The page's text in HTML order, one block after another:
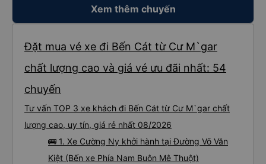
Xem thêm chuyến
Đặt mua vé xe đi Bến Cát từ Cư M`gar
chất lượng cao và giá vé ưu đãi nhất: 54
chuyến
Tư vấn TOP 3 xe khách đi Bến Cát từ Cư M`gar chất
lượng cao, uy tín, giá rẻ nhất 08/2026
🚌 1. Xe Cường Ny khởi hành tại Đường Võ Văn
Kiệt (Bến xe Phía Nam Buôn Mê Thuột)